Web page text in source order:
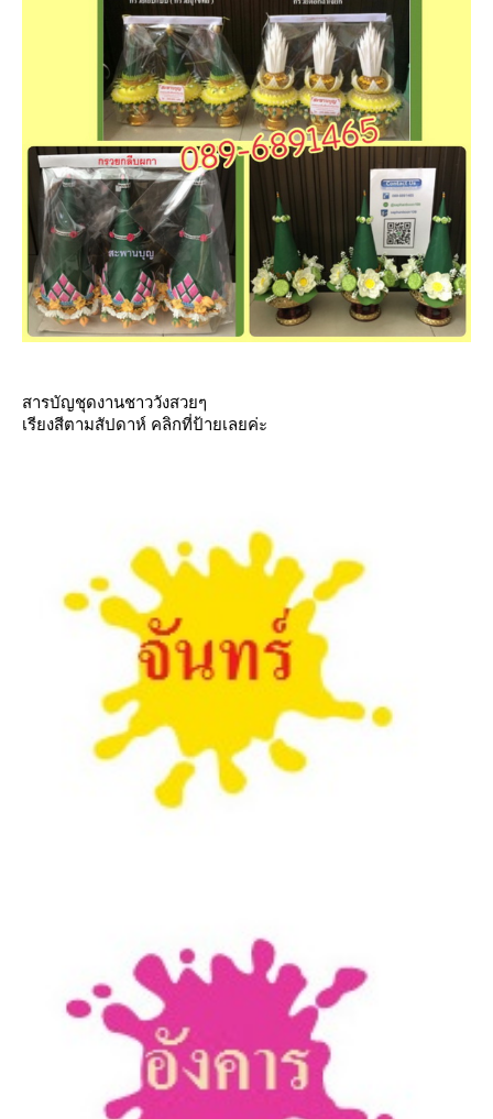
สารบัญชุดงานชาววังสวยๆ
เรียงสีตามสัปดาห์ คลิกที่ป้ายเลยค่ะ